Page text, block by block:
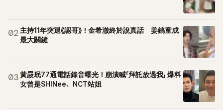
02 主持11年突退《認哥》！金希澈終於說真話 姜鎬童成
最大關鍵
03黃晸珉77通電話錄音曝光！崩潰喊「拜託放過我」 爆料
女曾是SHINee、NCT站姐